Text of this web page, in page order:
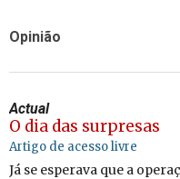
Opinião
Actual
O dia das surpresas
Artigo de acesso livre
Já se esperava que a